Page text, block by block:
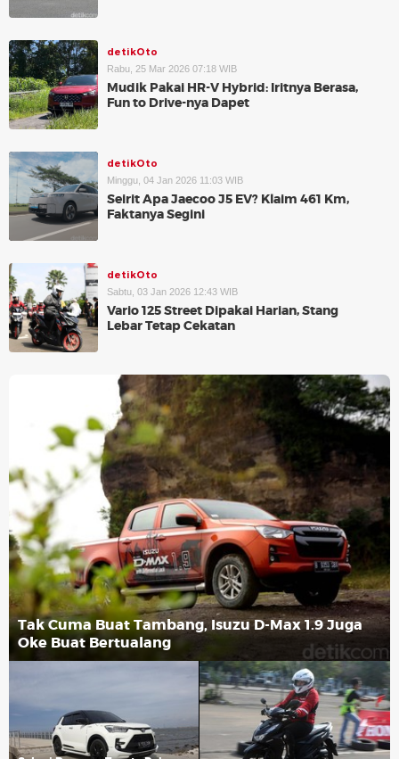
detikOto
Rabu, 25 Mar 2026 07:18 WIB
Mudik Pakai HR-V Hybrid: Iritnya Berasa,
Fun to Drive-nya Dapet
detikOto
Minggu, 04 Jan 2026 11:03 WIB
Seirit Apa Jaecoo J5 EV? Klaim 461 Km,
Faktanya Segini
detikOto
Sabtu, 03 Jan 2026 12:43 WIB
Vario 125 Street Dipakai Harian, Stang
Lebar Tetap Cekatan
Tak Cuma Buat Tambang, Isuzu D-Max 1.9 Juga
Oke Buat Bertualang